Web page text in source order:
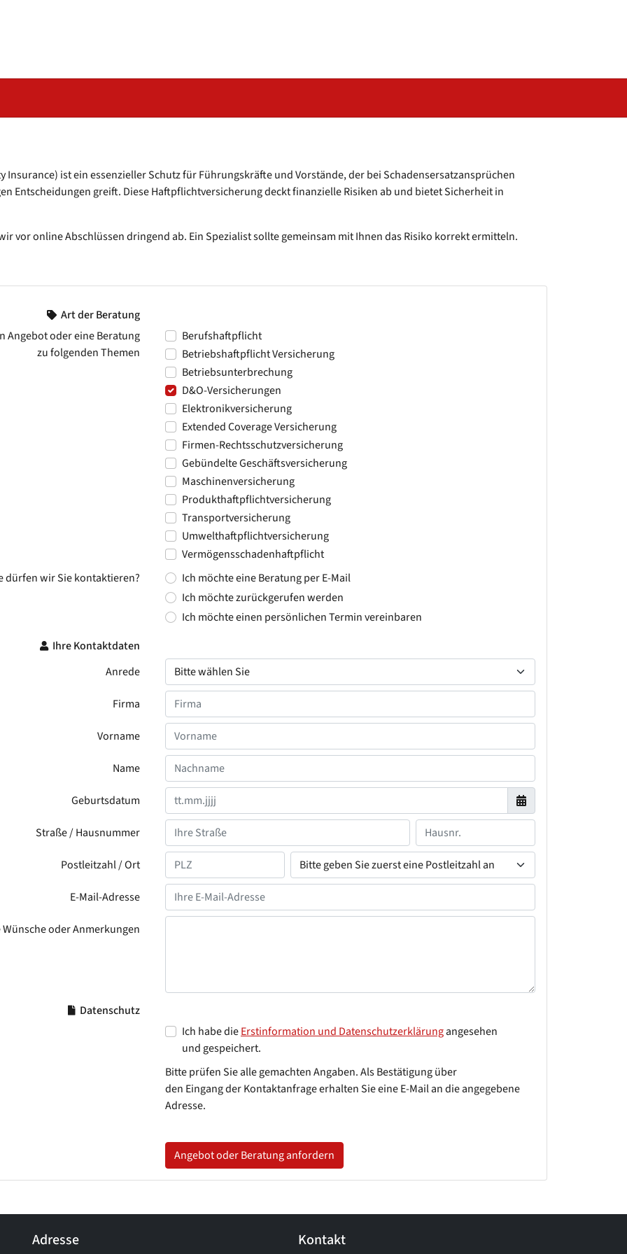
Insurance) ist ein essenzieller Schutz für Führungskräfte und Vorstände, der bei Schadensersatzansprüchen
Entscheidungen greift. Diese Haftpflichtversicherung deckt finanzielle Risiken ab und bietet Sicherheit in
vor online Abschlüssen dringend ab. Ein Spezialist sollte gemeinsam mit Ihnen das Risiko korrekt ermitteln.
Art der Beratung
Angebot oder eine Beratung
zu folgenden Themen
Berufshaftpflicht
Betriebshaftpflicht Versicherung
Betriebsunterbrechung
D&O-Versicherungen
Elektronikversicherung
Extended Coverage Versicherung
Firmen-Rechtsschutzversicherung
Gebündelte Geschäftsversicherung
Maschinenversicherung
Produkthaftpflichtversicherung
Transportversicherung
Umwelthaftpflichtversicherung
Vermögensschadenhaftpflicht
dürfen wir Sie kontaktieren?
Ich möchte eine Beratung per E-Mail
Ich möchte zurückgerufen werden
Ich möchte einen persönlichen Termin vereinbaren
Ihre Kontaktdaten
Anrede
Firma
Vorname
Name
Geburtsdatum
Straße / Hausnummer
Postleitzahl / Ort
E-Mail-Adresse
oder Anmerkungen
Datenschutz
Ich habe dieErstinformation und Datenschutzerklärungangesehen
und gespeichert.
Bitte prüfen Sie alle gemachten Angaben. Als Bestätigung über
den Eingang der Kontaktanfrage erhalten Sie eine E-Mail an die angegebene
Adresse.
Angebot oder Beratung anfordern
Adresse Kontakt